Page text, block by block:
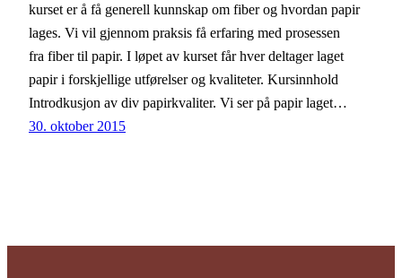
kurset er å få generell kunnskap om fiber og hvordan papir
lages. Vi vil gjennom praksis få erfaring med prosessen
fra fiber til papir. I løpet av kurset får hver deltager laget
papir i forskjellige utførelser og kvaliteter. Kursinnhold
Introdkusjon av div papirkvaliter. Vi ser på papir laget…
30. oktober 2015